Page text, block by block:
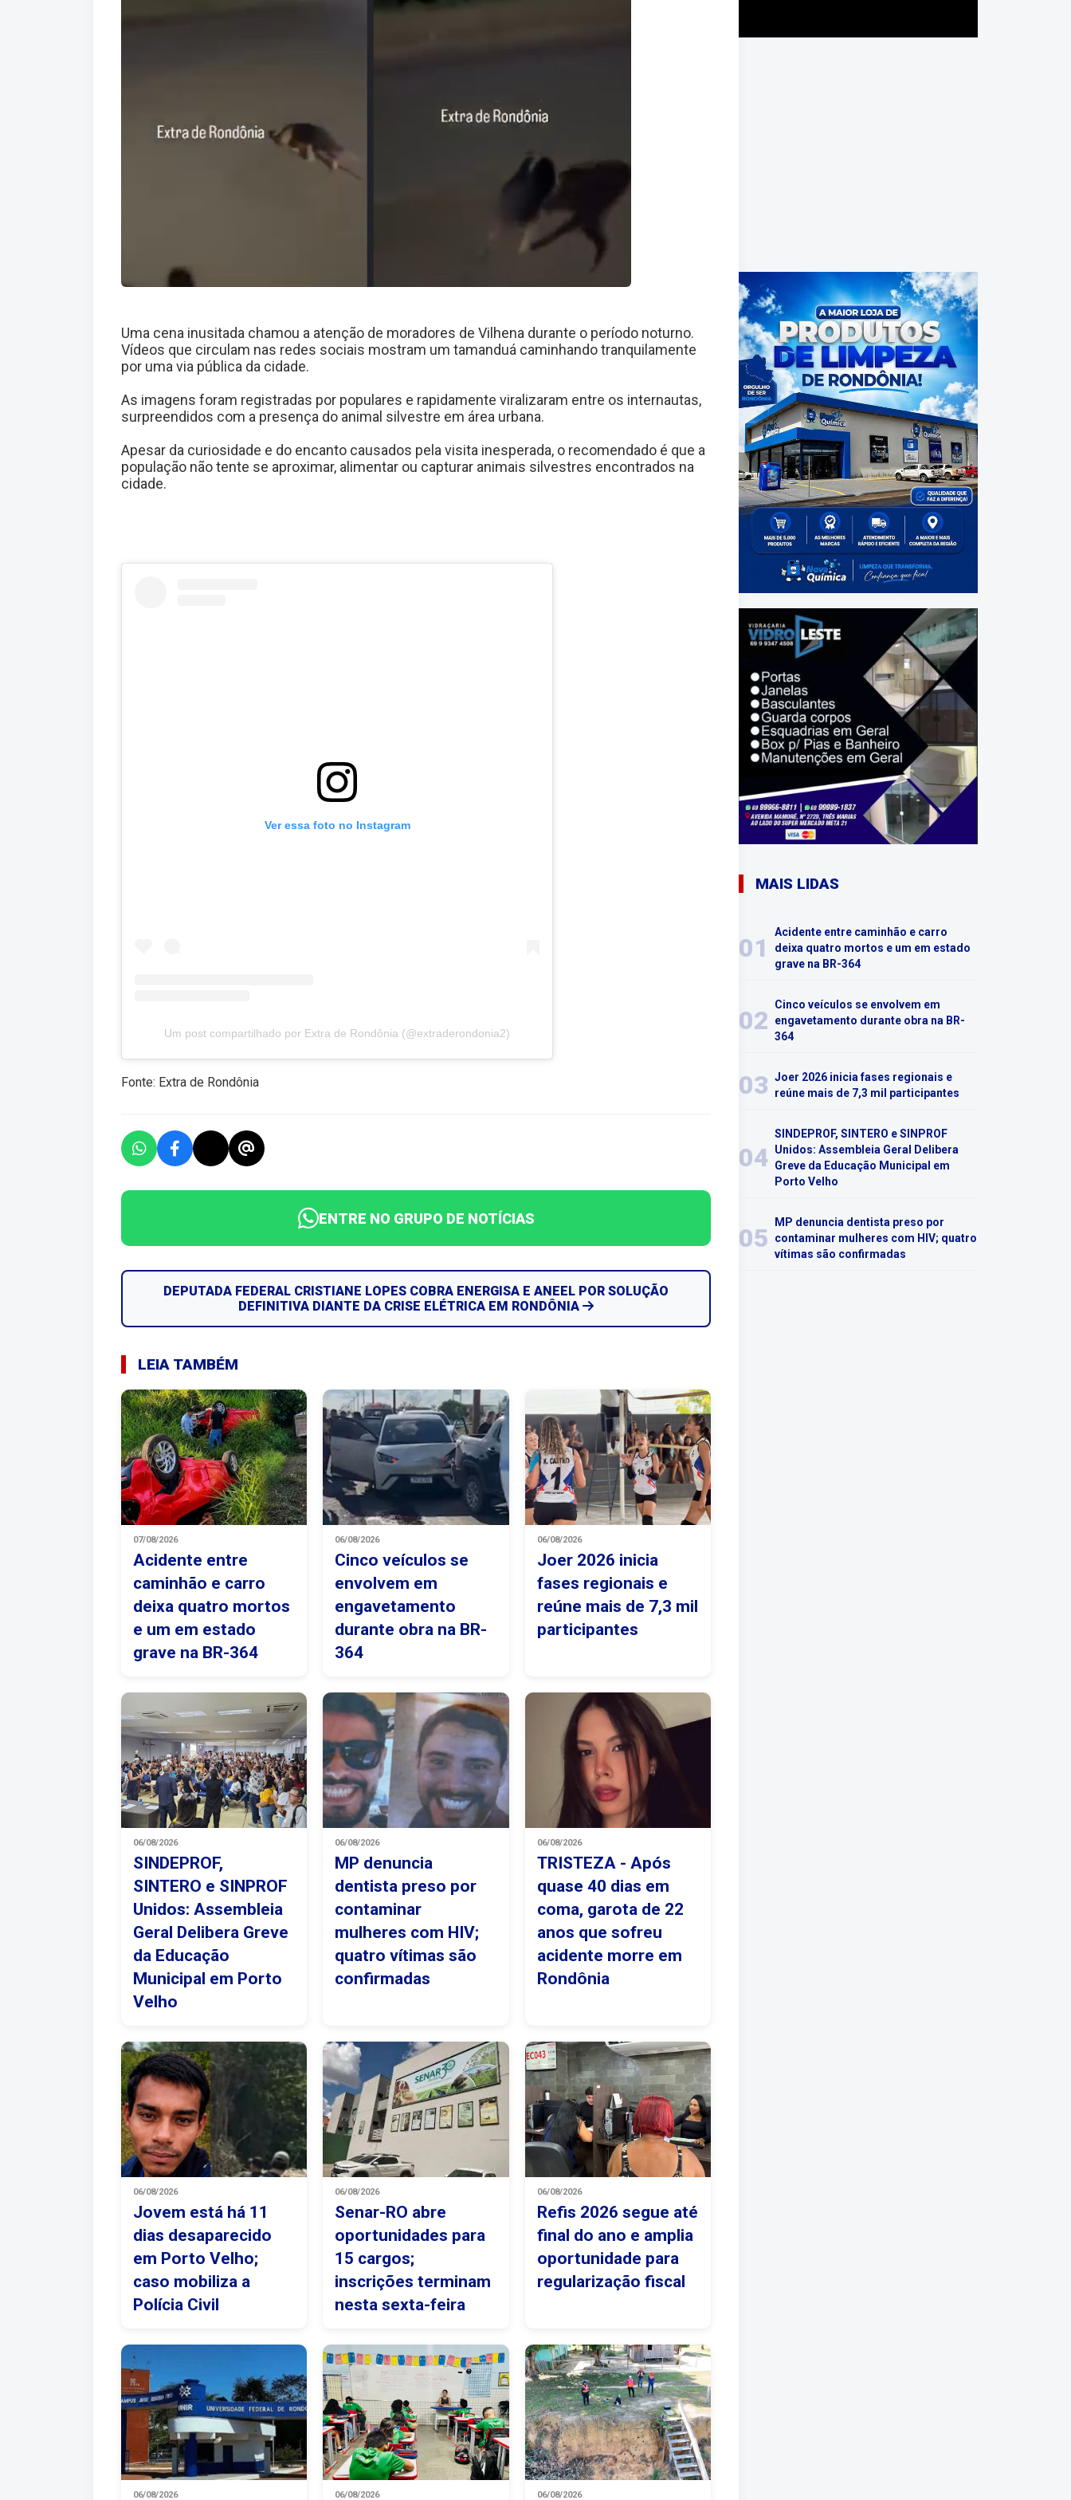
Uma cena inusitada chamou a atenção de moradores de Vilhena durante o período noturno.
Vídeos que circulam nas redes sociais mostram um tamanduá caminhando tranquilamente
por uma via pública da cidade.
As imagens foram registradas por populares e rapidamente viralizaram entre os internautas,
surpreendidos com a presença do animal silvestre em área urbana.
Apesar da curiosidade e do encanto causados pela visita inesperada, o recomendado é que a
população não tente se aproximar, alimentar ou capturar animais silvestres encontrados na
cidade.
Ver essa foto no Instagram
Um post compartilhado por Extra de Rondônia (@extraderondonia2)
Fonte: Extra de Rondônia
ENTRE NO GRUPO DE NOTÍCIAS
DEPUTADA FEDERAL CRISTIANE LOPES COBRA ENERGISA E ANEEL POR SOLUÇÃO
DEFINITIVA DIANTE DA CRISE ELÉTRICA EM RONDÔNIA
LEIA TAMBÉM
07/08/2026
Acidente entre
caminhão e carro
deixa quatro mortos
e um em estado
grave na BR-364
06/08/2026
Cinco veículos se
envolvem em
engavetamento
durante obra na BR-
364
06/08/2026
Joer 2026 inicia
fases regionais e
reúne mais de 7,3 mil
participantes
06/08/2026
SINDEPROF,
SINTERO e SINPROF
Unidos: Assembleia
Geral Delibera Greve
da Educação
Municipal em Porto
Velho
06/08/2026
MP denuncia
dentista preso por
contaminar
mulheres com HIV;
quatro vítimas são
confirmadas
06/08/2026
TRISTEZA - Após
quase 40 dias em
coma, garota de 22
anos que sofreu
acidente morre em
Rondônia
06/08/2026
Jovem está há 11
dias desaparecido
em Porto Velho;
caso mobiliza a
Polícia Civil
06/08/2026
Senar-RO abre
oportunidades para
15 cargos;
inscrições terminam
nesta sexta-feira
06/08/2026
Refis 2026 segue até
final do ano e amplia
oportunidade para
regularização fiscal
06/08/2026 06/08/2026 06/08/2026
MAIS LIDAS
01
Acidente entre caminhão e carro
deixa quatro mortos e um em estado
grave na BR-364
02
Cinco veículos se envolvem em
engavetamento durante obra na BR-
364
03 Joer 2026 inicia fases regionais e
reúne mais de 7,3 mil participantes
04
SINDEPROF, SINTERO e SINPROF
Unidos: Assembleia Geral Delibera
Greve da Educação Municipal em
Porto Velho
05
MP denuncia dentista preso por
contaminar mulheres com HIV; quatro
vítimas são confirmadas